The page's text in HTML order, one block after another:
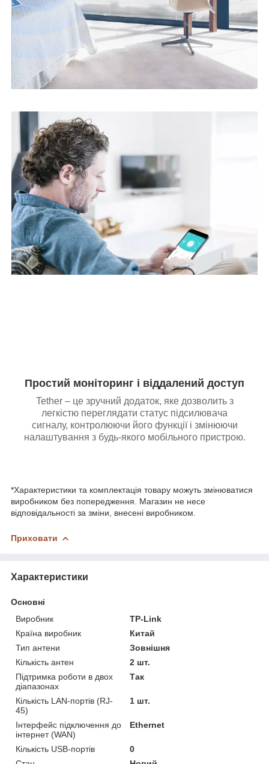
Простий моніторинг і віддалений доступ
Tether – це зручний додаток, яке дозволить з
легкістю переглядати статус підсилювача
сигналу, контролюючи його функції і змінюючи
налаштування з будь-якого мобільного пристрою.
*Характеристики та комплектація товару можуть змінюватися
виробником без попередження. Магазин не несе
відповідальності за зміни, внесені виробником.
Приховати
Характеристики
Основні
Виробник
TP-Link
Країна виробник
Китай
Тип антени
Зовнішня
Кількість антен
2 шт.
Підтримка роботи в двох
діапазонах
Так
Кількість LAN-портів (RJ-
45)
1 шт.
Інтерфейс підключення до
інтернет (WAN)
Ethernet
Кількість USB-портів
0